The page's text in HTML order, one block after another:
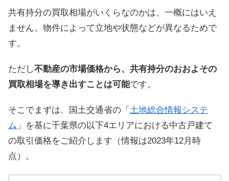
共有持分の買取相場がいくらなのかは、一概にはいえ
ません。物件によって立地や状態などが異なるためで
す。
ただし不動産の市場価格から、共有持分のおおよその
買取相場を導き出すことは可能です。
そこでまずは、国土交通省の「 土地総合情報システ
ム 」を基に千葉県の以下4エリアにおける中古戸建て
の取引価格をご紹介します（情報は2023年12月時
点）。